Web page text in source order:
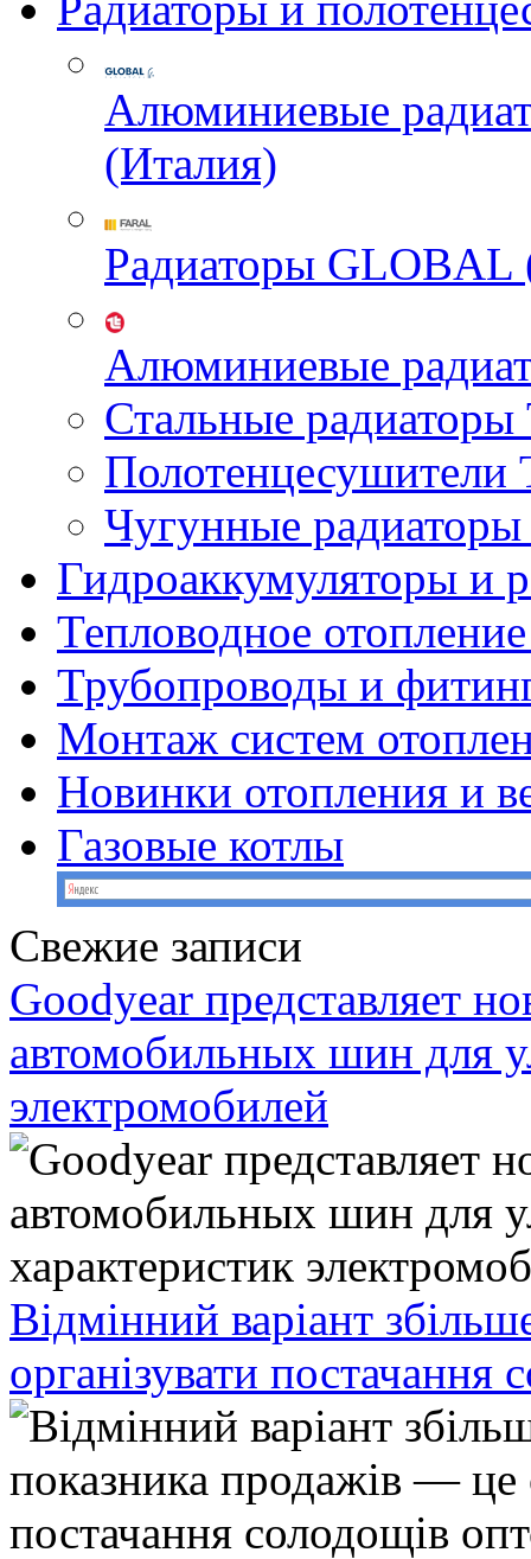
Алюминиевые
(Италия)
Радиаторы GLOBAL
Алюминиевые
Стальные
Чугунные
Гидроаккумуляторы и
Тепловодное
Трубопроводы и
Монтаж систем
Новинки отопления и
Газовые котлы
Свежие записи
Goodyear представляет
автомобильных шин для
электромобилей
Відмінний варіант
організувати постачання